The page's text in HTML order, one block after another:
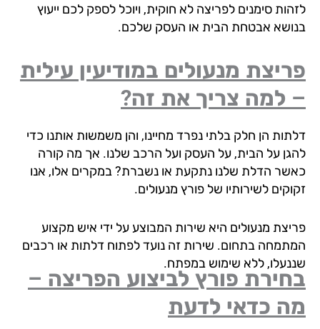
סימנים לפריצה לא חוקית, ויוכל לספק לכם ייעוץ
אבטחת הבית או העסק שלכם.
מנעולים במודיעין עילית
למה צריך את זה?
הן חלק בלתי נפרד מחיינו, והן משמשות אותנו כדי
על הבית, על העסק ועל הרכב שלנו. אך מה קורה
הדלת שלנו נתקעת או נשברת? במקרים אלו, אנו
לשירותיו של פורץ מנעולים.
מנעולים היא שירות המבוצע על ידי איש מקצוע
בתחום. שירות זה נועד לפתוח דלתות או רכבים
ללא שימוש במפתח.
פורץ לביצוע הפריצה –
כדאי לדעת